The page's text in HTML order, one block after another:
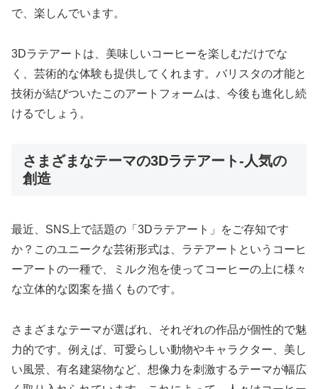
で、楽しんでいます。
3Dラテアートは、美味しいコーヒーを楽しむだけでな
く、芸術的な体験も提供してくれます。バリスタの才能と
技術が結びついたこのアートフォームは、今後も進化し続
けるでしょう。
さまざまなテーマの3Dラテアート-人気の
創造
最近、SNS上で話題の「3Dラテアート」をご存知です
か？このユニークな芸術形式は、ラテアートというコーヒ
ーアートの一種で、ミルク泡を使ってコーヒーの上に様々
な立体的な図案を描くものです。
さまざまなテーマが選ばれ、それぞれの作品が個性的で魅
力的です。例えば、可愛らしい動物やキャラクター、美し
い風景、有名建築物など、想像力を刺激するテーマが幅広